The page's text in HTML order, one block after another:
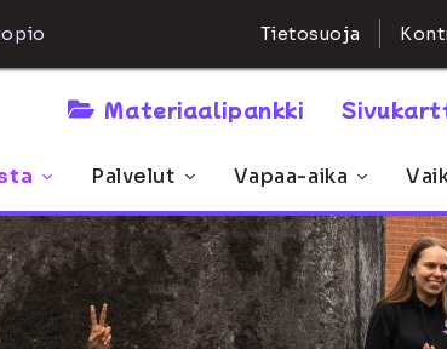
Tietosuoja
Materiaalipankki
Palvelut Vapaa-aika